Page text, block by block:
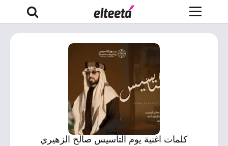
كلمات اغنية يوم التاسيس صالح الزهيري